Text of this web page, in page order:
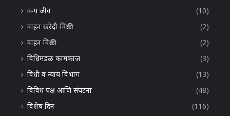
वन्य जीव
(10)
वाहन खरेदी-विक्री
(2)
वाहन विक्री
(2)
विधिमंडळ कामकाज
(3)
विधी व न्याय विभाग
(13)
विविध पक्ष आणि संघटना
(48)
विशेष दिन
(116)